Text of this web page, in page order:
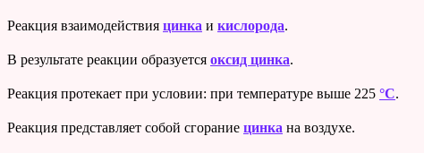
Реакция взаимодействия цинка и кислорода.
В результате реакции образуется оксид цинка.
Реакция протекает при условии: при температуре выше 225 °C.
Реакция представляет собой сгорание цинка на воздухе.